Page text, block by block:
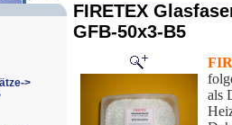
>
FIRETEX
GFB-50x3-B5
als